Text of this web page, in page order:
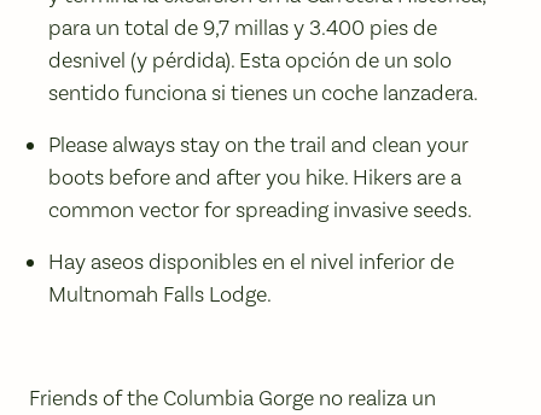
para un total de 9,7 millas y 3.400 pies de
desnivel (y pérdida). Esta opción de un solo
sentido funciona si tienes un coche lanzadera.
Please always stay on the trail and clean your
boots before and after you hike. Hikers are a
common vector for spreading invasive seeds.
Hay aseos disponibles en el nivel inferior de
Multnomah Falls Lodge.
Friends of the Columbia Gorge no realiza un